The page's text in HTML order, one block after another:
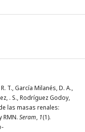
T., García Milanés, D. A.,
. S., Rodríguez Godoy,
las masas renales:
RMN. Seram, 1(1).